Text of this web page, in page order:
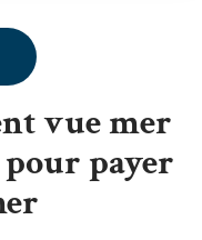
vue mer
pour payer